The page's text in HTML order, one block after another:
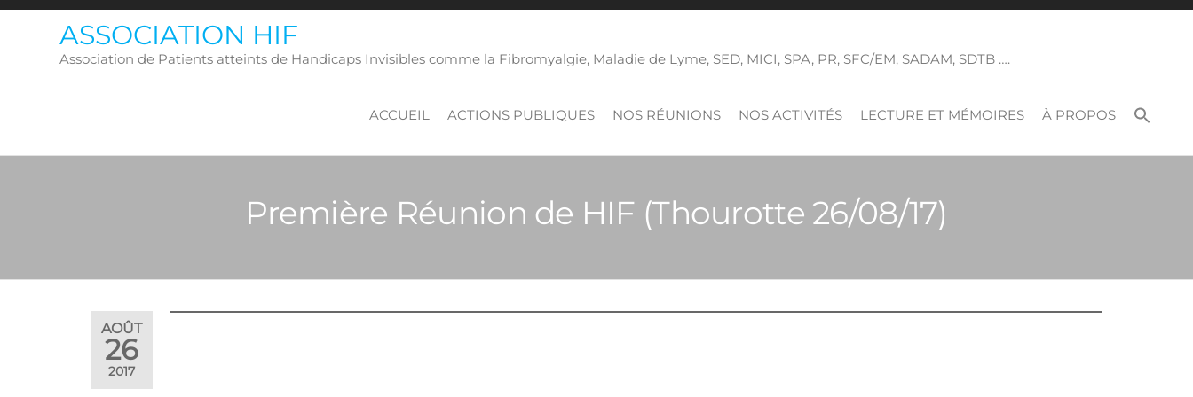
Skip
ASSOCIATION HIF
Association de Patients atteints de Handicaps Invisibles comme la Fibromyalgie, Maladie de Lyme, SED, MICI, SPA, PR, SFC/EM, SADAM, SDTB ….
ACCUEIL ACTIONS PUBLIQUES NOS RÉUNIONS NOS ACTIVITÉS LECTURE ET MÉMOIRES À PROPOS
Première Réunion de HIF (Thourotte 26/08/17)
AOÛT
26
2017